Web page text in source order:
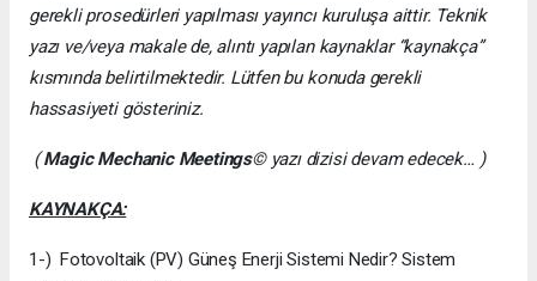
gerekli prosedürleri yapılması yayıncı kuruluşa aittir. Teknik
yazı ve/veya makale de, alıntı yapılan kaynaklar “kaynakça”
kısmında belirtilmektedir. Lütfen bu konuda gerekli
hassasiyeti gösteriniz.
(Magic Mechanic Meetings© yazı dizisi devam edecek… )
KAYNAKÇA:
1-) Fotovoltaik (PV) Güneş Enerji Sistemi Nedir? Sistem